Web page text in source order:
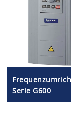
Serie G600